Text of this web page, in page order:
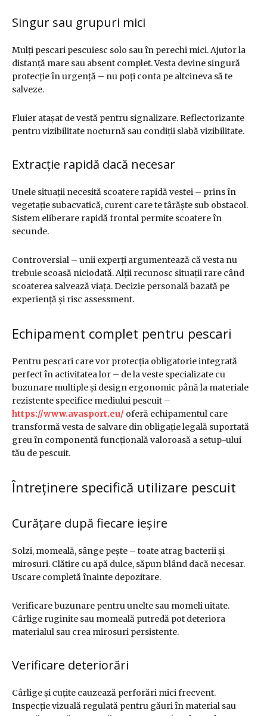
Singur sau grupuri mici
Mulți pescari pescuiesc solo sau în perechi mici. Ajutor la
distanță mare sau absent complet. Vesta devine singură
protecție în urgență – nu poți conta pe altcineva să te
salveze.
Fluier atașat de vestă pentru signalizare. Reflectorizante
pentru vizibilitate nocturnă sau condiții slabă vizibilitate.
Extracție rapidă dacă necesar
Unele situații necesită scoatere rapidă vestei – prins în
vegetație subacvatică, curent care te târăște sub obstacol.
Sistem eliberare rapidă frontal permite scoatere în
secunde.
Controversial – unii experți argumentează că vesta nu
trebuie scoasă niciodată. Alții recunosc situații rare când
scoaterea salvează viața. Decizie personală bazată pe
experiență și risc assessment.
Echipament complet pentru pescari
Pentru pescari care vor protecția obligatorie integrată
perfect în activitatea lor – de la veste specializate cu
buzunare multiple și design ergonomic până la materiale
rezistente specifice mediului pescuit –
https://www.avasport.eu/ oferă echipamentul care
transformă vesta de salvare din obligație legală suportată
greu în componentă funcțională valoroasă a setup-ului
tău de pescuit.
Întreținere specifică utilizare pescuit
Curățare după fiecare ieșire
Solzi, momeală, sânge pește – toate atrag bacterii și
mirosuri. Clătire cu apă dulce, săpun blând dacă necesar.
Uscare completă înainte depozitare.
Verificare buzunare pentru unelte sau momeli uitate.
Cârlige ruginite sau momeală putredă pot deteriora
materialul sau crea mirosuri persistente.
Verificare deteriorări
Cârlige și cuțite cauzează perforări mici frecvent.
Inspecție vizuală regulată pentru găuri în material sau